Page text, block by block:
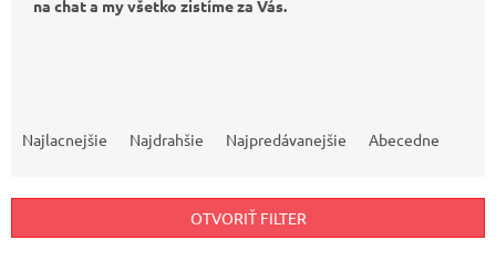
na chat a my všetko zistíme za Vás.
i
Najlacnejšie Najdrahšie Najpredávanejšie Abecedne
OTVORIŤ FILTER